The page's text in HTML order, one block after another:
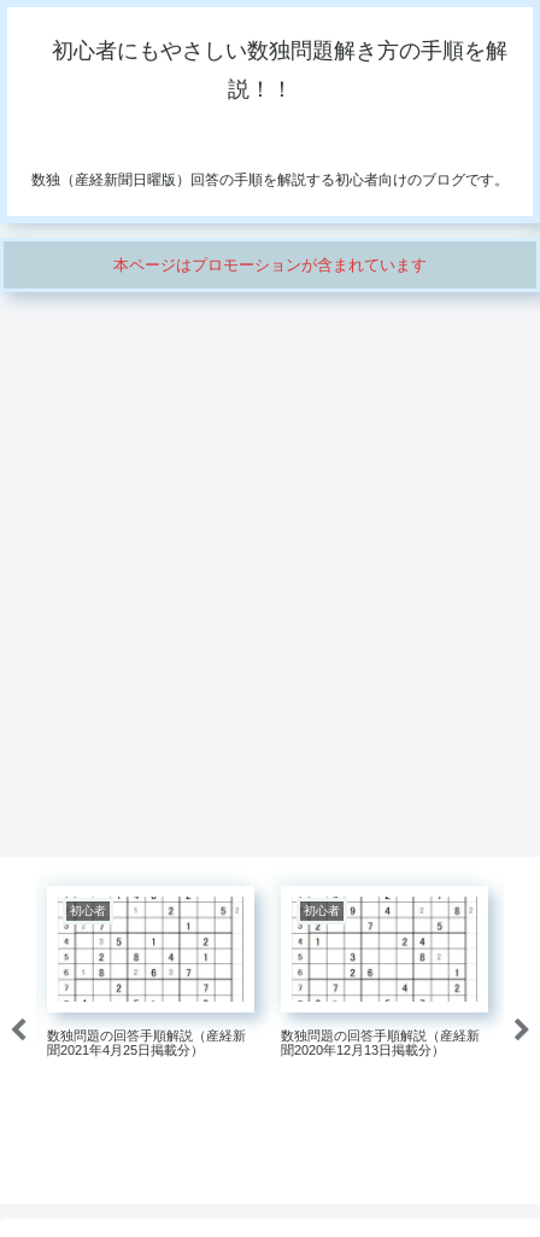
初心者にもやさしい数独問題解き方の手順を解
説！！
数独（産経新聞日曜版）回答の手順を解説する初心者向けのブログです。
本ページはプロモーションが含まれています
初心者
数独問題の回答手順解説（産経新
聞2021年4月25日掲載分）
初心者
数独問題の回答手順解説（産経新
聞2020年12月13日掲載分）
数